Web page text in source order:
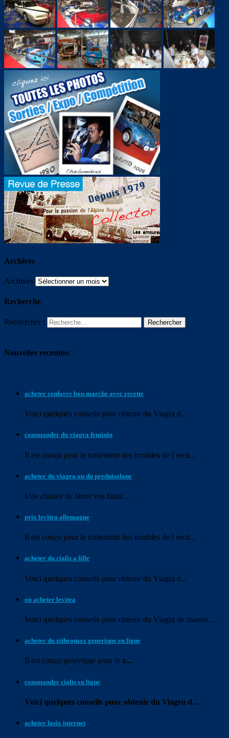
Archives
Archives
Recherche
Rechercher :
Nouvelles recentes:
acheter cenforce bon marche avec recette
Voici quelques conseils pour obtenir du Viagra d...
commander du viagra feminin
Il est conçu pour le traitement des troubles de l recti...
acheter du viagra ou du prednisolone
Une chance de librer vos fanta...
prix levitra allemagne
Il est conçu pour le traitement des troubles de l recti...
acheter du cialis a lille
Voici quelques conseils pour obtenir du Viagra d...
ou acheter levitra
Voici quelques conseils pour obtenir du Viagra de manire...
acheter du zithromax generique en ligne
Il est conçu generique pour le z...
commander cialis en ligne
Voici quelques conseils pour obtenir du Viagra d...
acheter lasix internet